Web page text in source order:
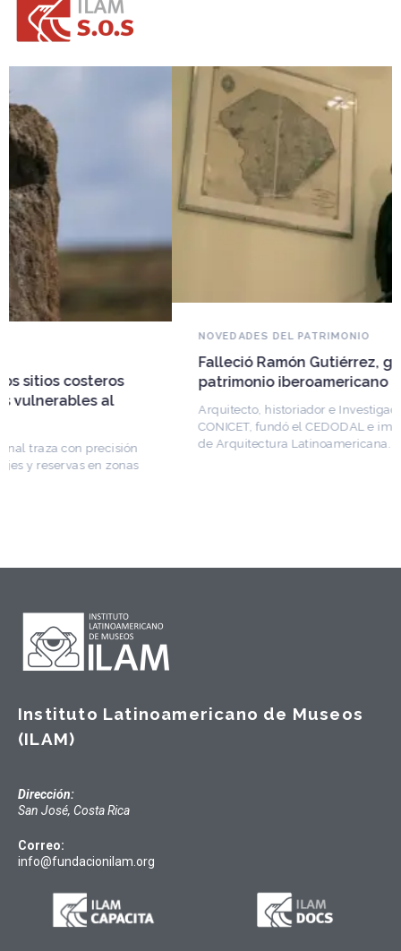
NOVEDADES DEL PATRIMONIO
Falleció Ramón Gutiérrez, guardián del
patrimonio iberoamericano
Arquitecto, historiador e Investigador Superior del
CONICET, fundó el CEDODAL e impulsó los Seminarios
de Arquitectura Latinoamericana. Publicó más de
Instituto Latinoamericano de Museos
(ILAM)
Dirección:
San José, Costa Rica
Correo:
info@fundacionilam.org